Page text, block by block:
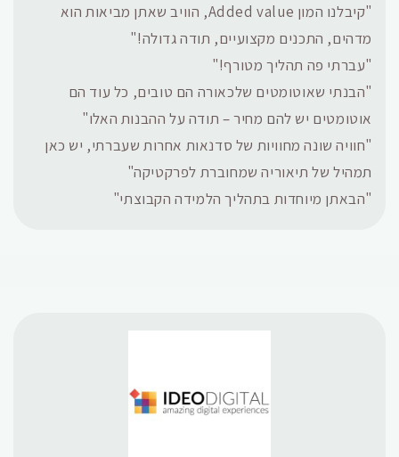
"קיבלנו המון Added value, הוויב שאתן מביאות הוא
מדהים, התכנים מקצועיים, תודה גדולה!"
"עברתי פה תהליך מטורף!"
"הבנתי שאוטומטים שלכאורה הם טובים, כל עוד הם
אוטומטים יש להם מחיר – תודה על ההבנות האלו"
"חוויה שונה מחוויות של סדנאות אחרות שעברתי, יש כאן
תמהיל של תיאוריה שמחוברת לפרקטיקה"
"הבאתן מיוחדות בתהליך הלמידה הקבוצתי"